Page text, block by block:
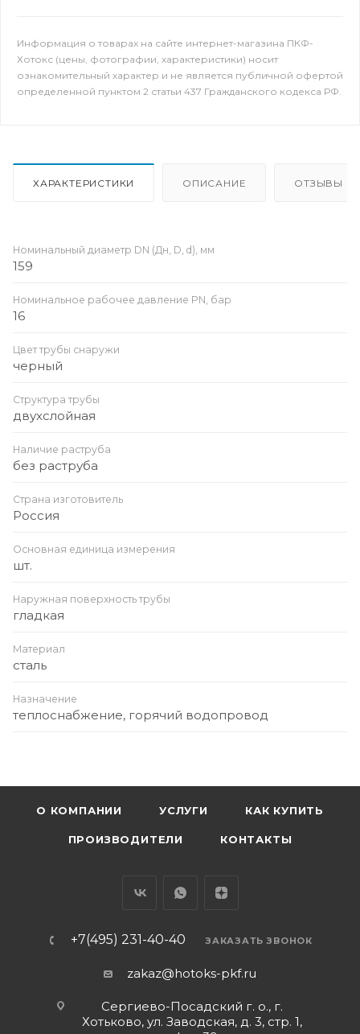
Информация о товарах на сайте интернет-магазина ПКФ-
Хотокс (цены, фотографии, характеристики) носит
ознакомительный характер и не является публичной офертой
определенной пунктом 2 статьи 437 Гражданского кодекса РФ.
ХАРАКТЕРИСТИКИ ОПИСАНИЕ ОТЗЫВЫ
Номинальный диаметр DN (Дн, D, d), мм
159
Номинальное рабочее давление PN, бар
16
Цвет трубы снаружи
черный
Структура трубы
двухслойная
Наличие раструба
без раструба
Страна изготовитель
Россия
Основная единица измерения
шт.
Наружная поверхность трубы
гладкая
Материал
сталь
Назначение
теплоснабжение, горячий водопровод
О КОМПАНИИ УСЛУГИ КАК КУПИТЬ
ПРОИЗВОДИТЕЛИ КОНТАКТЫ
+7(495) 231-40-40 ЗАКАЗАТЬ ЗВОНОК
zakaz@hotoks-pkf.ru
Сергиево-Посадский г. о., г.
Хотьково, ул. Заводская, д. 3, стр. 1,